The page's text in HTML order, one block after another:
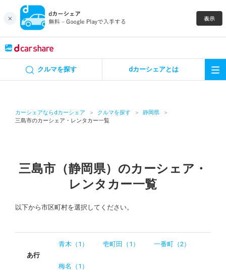
クルマを探す dカーシェアとは
カーシェアならdカーシェア クルマを探す
静岡県
三島市のカーシェア・レンタカー一覧
三島市（静岡県）のカーシェア・
レンタカー一覧
以下から市区町村を選択してください。
あ行
青木（1） 壱町田（1） 一番町（2）
梅名（1）
カーシェア
特集
アプリの使い方